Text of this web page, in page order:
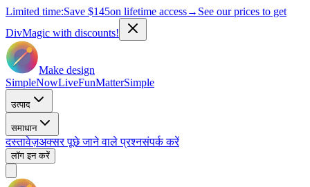
Limited time:Save $145on lifetime access→ See our prices to get
DivMagic with discounts!
Make design
SimpleNowLiveFunMatterSimple
उत्पाद
समाधान
दस्तावेज़अक्सर पूछे जाने वाले प्रश्नसंपर्क करें
लॉग इन करें